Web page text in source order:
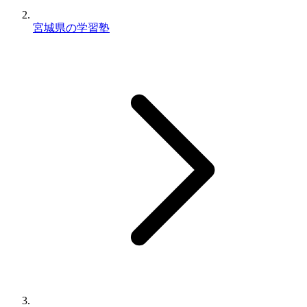
宮城県の学習塾